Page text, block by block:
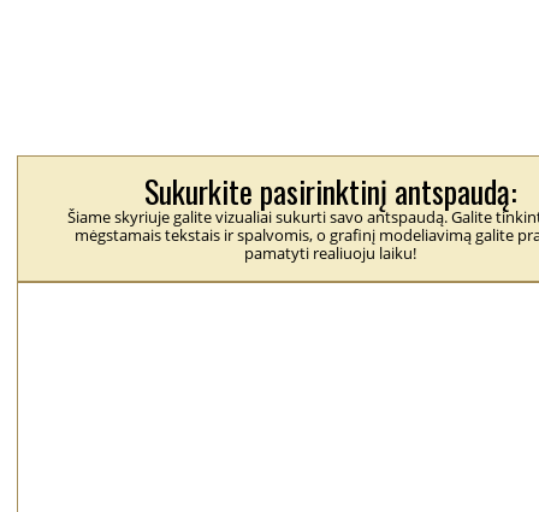
Sukurkite pasirinktinį antspaudą:
Šiame skyriuje galite vizualiai sukurti savo antspaudą. Galite
mėgstamais tekstais ir spalvomis, o grafinį modeliavimą galite
pamatyti realiuoju laiku!